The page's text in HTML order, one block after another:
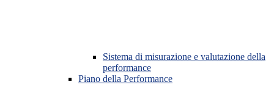
Sistema di misurazione e valutazione della
performance
Piano della Performance